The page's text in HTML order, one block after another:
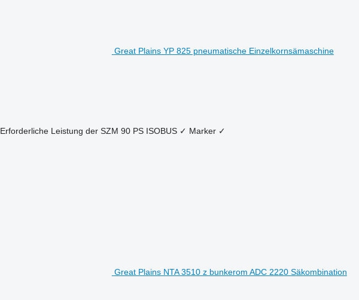
Great Plains YP 825 pneumatische Einzelkornsämaschine
Erforderliche Leistung der SZM 90 PS ISOBUS ✓ Marker ✓
Great Plains NTA 3510 z bunkerom ADC 2220 Säkombination